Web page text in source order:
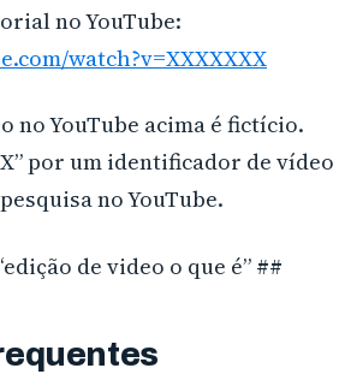
no YouTube:
watch?v=XXXXXXX
no YouTube acima é fictício.
por um identificador de vídeo
no YouTube.
de video o que é” ##